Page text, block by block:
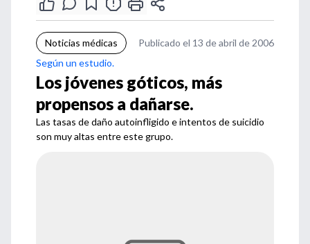
Noticias médicas
Publicado el 13 de abril de 2006
Según un estudio.
Los jóvenes góticos, más
propensos a dañarse.
Las tasas de daño autoinfligido e intentos de suicidio
son muy altas entre este grupo.